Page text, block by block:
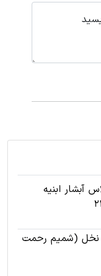
پالاس آبشار ابنیه
نخل (شمیم رحمت